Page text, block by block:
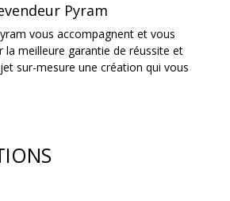
Pyram
vous accompagnent et vous
la meilleure garantie de réussite et
sur-mesure une création qui vous